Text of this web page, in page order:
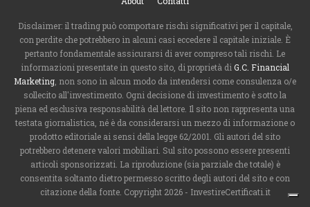
Disclaimer: il trading può comportare rischi significativi per il capitale,
con perdite che potrebbero in alcuni casi eccedere il capitale iniziale. È
pertanto fondamentale assicurarsi di aver compreso tali rischi. Le
informazioni presentate in questo sito, di proprietà di G.C. Financial
Marketing , non sono in alcun modo da intendersi come consulenza o/e
sollecito all'investimento. Ogni decisione di investimento è sotto la
piena ed esclusiva responsabilità del lettore. Il sito non rappresenta una
testata giornalistica, né è da considerarsi un mezzo di informazione o
prodotto editoriale ai sensi della legge 62/2001. Gli autori del sito
potrebbero detenere valori mobiliari. Sul sito possono essere presenti
articoli sponsorizzati. La riproduzione (sia parziale che totale) è
consentita soltanto dietro permesso scritto degli autori del sito e con
citazione della fonte. Copyright 2026 - InvestireCertificati.it